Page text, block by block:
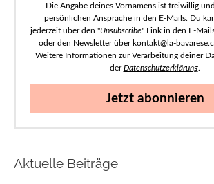
Die Angabe deines Vornamens ist freiwillig
persönlichen Ansprache in den E-Mails. Du
jederzeit über den "Unsubscribe" Link in den E-
oder den Newsletter über kontakt@la-
Weitere Informationen zur Verarbeitung deiner
derDatenschutzerklärung.
Jetzt abonnieren
Aktuelle Beiträge